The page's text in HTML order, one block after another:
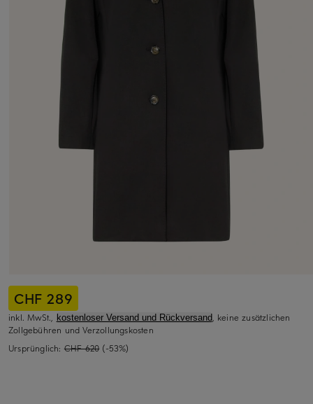
CHF 289
inkl. MwSt., kostenloser Versand und Rückversand, keine zusätzlichen
Zollgebühren und Verzollungskosten
Ursprünglich: CHF 620 (-53%)